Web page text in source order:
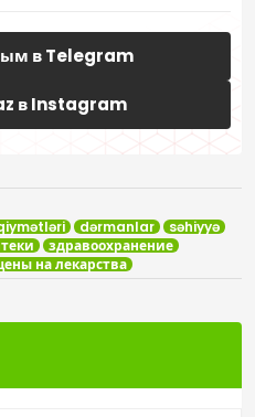
в Telegram
в Instagram
dərmanlar
səhiyyə
здравоохранение
на лекарства